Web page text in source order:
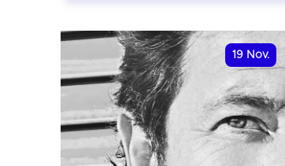
RÉSERVER
19 Nov.